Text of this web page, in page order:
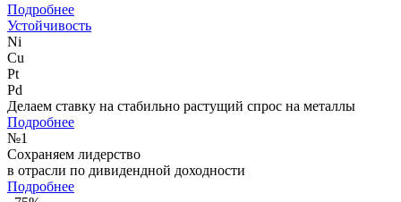
Подробнее
Устойчивость
Ni
Cu
Pt
Pd
Делаем ставку на стабильно растущий спрос на металлы
Подробнее
№1
Сохраняем лидерство
в отрасли по дивидендной доходности
Подробнее